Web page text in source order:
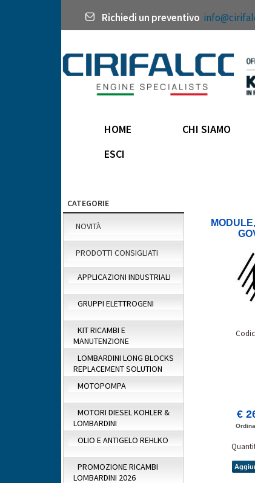
Richiedi un preventivo
HOME CHI SIAMO
ESCI
CATEGORIE
NOVITÀ
PRODOTTI CONSIGLIATI
APPLICAZIONI INDUSTRIALI
GRUPPI ELETTROGENI
KIT RICAMBI E
MANUTENZIONE
LOMBARDINI LONG BLOCKS
REPLACEMENT SOLUTION
MOTOPOMPA
MOTORI DIESEL KOHLER &
LOMBARDINI
OLIO E ANTIGELO REHLKO
PROMOZIONE RICAMBI
LOMBARDINI 2026
€